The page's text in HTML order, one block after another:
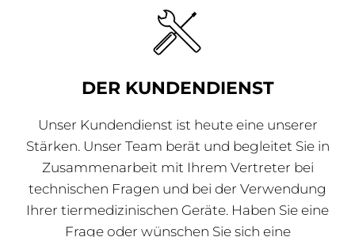
DER KUNDENDIENST
Unser Kundendienst ist heute eine unserer
Stärken. Unser Team berät und begleitet Sie in
Zusammenarbeit mit Ihrem Vertreter bei
technischen Fragen und bei der Verwendung
Ihrer tiermedizinischen Geräte. Haben Sie eine
Frage oder wünschen Sie sich eine